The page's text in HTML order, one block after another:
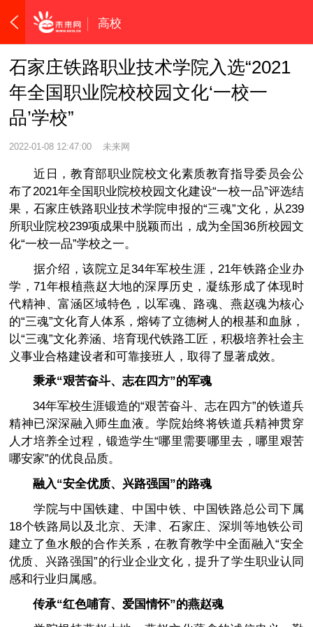
高校
石家庄铁路职业技术学院入选“2021
年全国职业院校校园文化‘一校一
品’学校”
2022-01-08 12:47:00 未来网
近日，教育部职业院校文化素质教育指导委员会公
布了2021年全国职业院校校园文化建设“一校一品”评选结
果，石家庄铁路职业技术学院申报的“三魂”文化，从239
所职业院校239项成果中脱颖而出，成为全国36所校园文
化“一校一品”学校之一。
据介绍，该院立足34年军校生涯，21年铁路企业办
学，71年根植燕赵大地的深厚历史，凝练形成了体现时
代精神、富涵区域特色，以军魂、路魂、燕赵魂为核心
的“三魂”文化育人体系，熔铸了立德树人的根基和血脉，
以“三魂”文化养涵、培育现代铁路工匠，积极培养社会主
义事业合格建设者和可靠接班人，取得了显著成效。
秉承“艰苦奋斗、志在四方”的军魂
34年军校生涯锻造的“艰苦奋斗、志在四方”的铁道兵
精神已深深融入师生血液。学院始终将铁道兵精神贯穿
人才培养全过程，锻造学生“哪里需要哪里去，哪里艰苦
哪安家”的优良品质。
融入“安全优质、兴路强国”的路魂
学院与中国铁建、中国中铁、中国铁路总公司下属
18个铁路局以及北京、天津、石家庄、深圳等地铁公司
建立了鱼水般的合作关系，在教育教学中全面融入“安全
优质、兴路强国”的行业企业文化，提升了学生职业认同
感和行业归属感。
传承“红色哺育、爱国情怀”的燕赵魂